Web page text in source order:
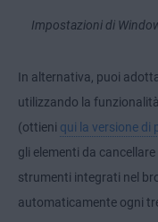
Impostazioni di
In alternativa, puoi
utilizzando la
(ottieni qui la versione di
gli elementi da
strumenti integrati nel
automaticamente ogni